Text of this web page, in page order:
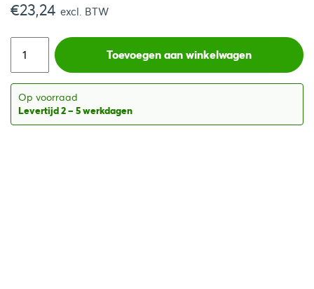
€23,24 excl. BTW
Toevoegen aan winkelwagen
Op voorraad
Levertijd 2 – 5 werkdagen